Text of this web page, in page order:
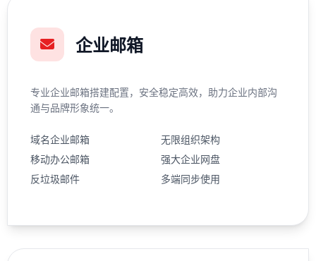
企业邮箱
专业企业邮箱搭建配置，安全稳定高效，助力企业内部沟
通与品牌形象统一。
域名企业邮箱
无限组织架构
移动办公邮箱
强大企业网盘
反垃圾邮件
多端同步使用